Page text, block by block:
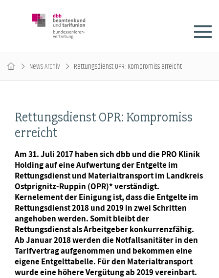
News-Archiv Rettungsdienst OPR: Kompromiss erreicht
Rettungsdienst OPR: Kompromiss
erreicht
Am 31. Juli 2017 haben sich dbb und die PRO Klinik
Holding auf eine Aufwertung der Entgelte im
Rettungsdienst und Materialtransport im Landkreis
Ostprignitz-Ruppin (OPR)* verständigt.
Kernelement der Einigung ist, dass die Entgelte im
Rettungsdienst 2018 und 2019 in zwei Schritten
angehoben werden. Somit bleibt der
Rettungsdienst als Arbeitgeber konkurrenzfähig.
Ab Januar 2018 werden die Notfallsanitäter in den
Tarifvertrag aufgenommen und bekommen eine
eigene Entgelttabelle. Für den Materialtransport
wurde eine höhere Vergütung ab 2019 vereinbart.